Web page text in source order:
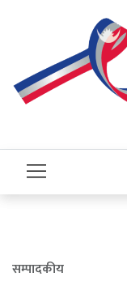
सम्पादकीय